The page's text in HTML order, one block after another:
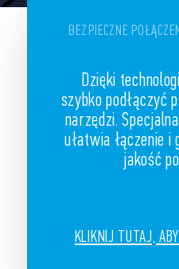
BEZPIECZNE
Dzięki
szybko podłączyć
narzędzi.
ułatwia łączenie
jakość
KLIKNIJ TUTAJ,